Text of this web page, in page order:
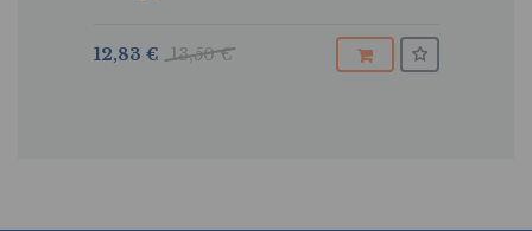
13,50 €
12,83 €